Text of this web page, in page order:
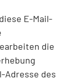
E-Mail-
die
Adresse des